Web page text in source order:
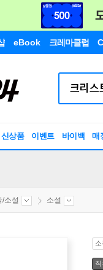
eBook 크레마클럽
신상품 이벤트 바이백 매
/소설 소설